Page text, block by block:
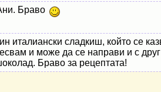
Браво
италиански сладкиш, който се
и може да се направи и с друг
Браво за рецептата!